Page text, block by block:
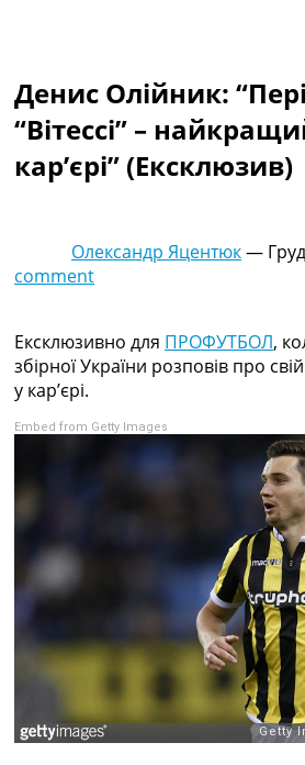
Україна. Прем’єр-Ліга
Україна. Перша Ліга
Ліга Чемпіонів
Англія. Прем’єр-Ліга
Чемпіонат Світу.
Таблиця АПЛ
Таблиця Ла Ліги
Таблиця Ліги Чемпіонів
Рейтинги
Рейтинг країн УЄФА
Рейтинг клубів УЄФА
UA
Categories
Головна
Новини футболу
Відео
Денис Олійник:
“Вітессі” –
кар’єрі” (Ексклюзив)
Олександр Яцентюк—
comment
Ексклюзивно для ПРОФУТБОЛ,
збірної України розповів про
у кар’єрі.
Embed from Getty Images